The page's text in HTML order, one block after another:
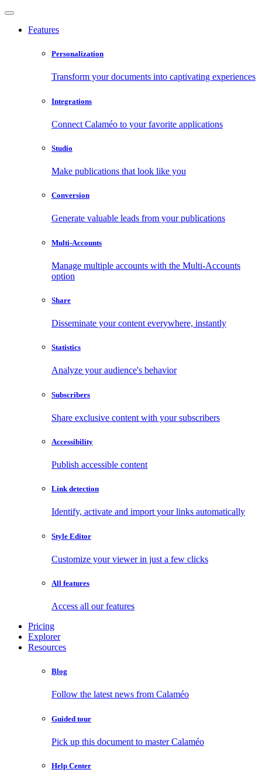
Features
Personalization
Transform your documents into captivating experiences
Integrations
Connect Calaméo to your favorite applications
Studio
Make publications that look like you
Conversion
Generate valuable leads from your publications
Multi-Accounts
Manage multiple accounts with the Multi-Accounts
option
Share
Disseminate your content everywhere, instantly
Statistics
Analyze your audience's behavior
Subscribers
Share exclusive content with your subscribers
Accessibility
Publish accessible content
Link detection
Identify, activate and import your links automatically
Style Editor
Customize your viewer in just a few clicks
All features
Access all our features
Pricing
Explorer
Resources
Blog
Follow the latest news from Calaméo
Guided tour
Pick up this document to master Calaméo
Help Center